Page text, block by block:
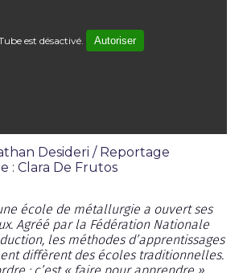
est désactivé. Autoriser
Desideri / Reportage
: Clara De Frutos
école de métallurgie a ouvert ses
Agréé par la Fédération Nationale
les méthodes d’apprentissages
diffèrent des écoles traditionnelles.
: c’est « faire pour apprendre ».